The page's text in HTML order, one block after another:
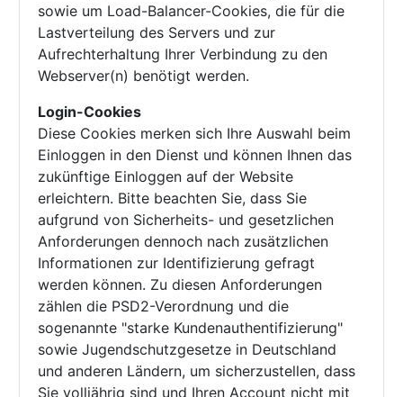
sowie um Load-Balancer-Cookies, die für die
Lastverteilung des Servers und zur
Aufrechterhaltung Ihrer Verbindung zu den
Webserver(n) benötigt werden.
Login-Cookies
Diese Cookies merken sich Ihre Auswahl beim
Einloggen in den Dienst und können Ihnen das
zukünftige Einloggen auf der Website
erleichtern. Bitte beachten Sie, dass Sie
aufgrund von Sicherheits- und gesetzlichen
Anforderungen dennoch nach zusätzlichen
Informationen zur Identifizierung gefragt
werden können. Zu diesen Anforderungen
zählen die PSD2-Verordnung und die
sogenannte "starke Kundenauthentifizierung"
sowie Jugendschutzgesetze in Deutschland
und anderen Ländern, um sicherzustellen, dass
Sie volljährig sind und Ihren Account nicht mit